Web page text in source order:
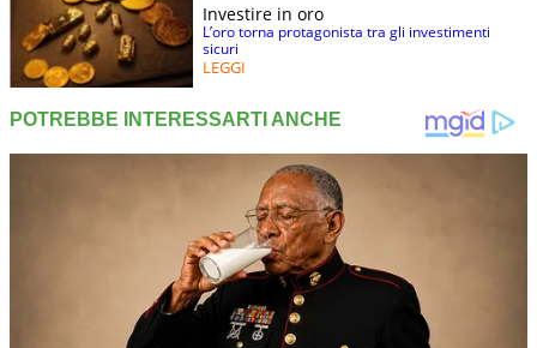
Investire in oro
L’oro torna protagonista tra gli investimenti
sicuri
LEGGI